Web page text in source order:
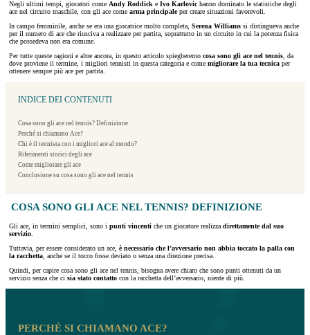
Negli ultimi tempi, giocatori come Andy Roddick e Ivo Karlovic hanno dominato le statistiche degli
ace nel circuito maschile, con gli ace come arma principaleper creare situazioni favorevoli.
In campo femminile, anche se era una giocatrice molto completa, Serena Williams si distingueva anche
per il numero di ace che riusciva a realizzare per partita, soprattutto in un circuito in cui la potenza fisica
che possedeva non era comune.
Per tutte queste ragioni e altre ancora, in questo articolo spiegheremo cosa sono gli ace nel tennis , da
dove proviene il termine, i migliori tennisti in questa categoria e come migliorare la tua tecnica per
ottenere sempre più ace per partita.
INDICE DEI CONTENUTI
Cosa sono gli ace nel tennis? Definizione
Perché si chiamano Ace?
Chi è il tennista con i migliori ace al mondo?
Riferimenti storici degli ace
Come migliorare gli ace
Conclusione su cosa sono gli ace nel tennis
COSA SONO GLI ACE NEL TENNIS? DEFINIZIONE
Gli ace, in termini semplici, sono i punti vincenti che un giocatore realizza direttamente dal suo
servizio
Tuttavia, per essere considerato un ace, è necessario che l’avversario non abbia toccato la palla con
la racchetta , anche se il tocco fosse deviato o senza una direzione precisa.
Quindi, per capire cosa sono gli ace nel tennis, bisogna avere chiaro che sono punti ottenuti da un
servizio senza che ci sia stato contatto con la racchetta dell’avversario, niente di più.
PERCHÉ SI CHIAMANO ACE?